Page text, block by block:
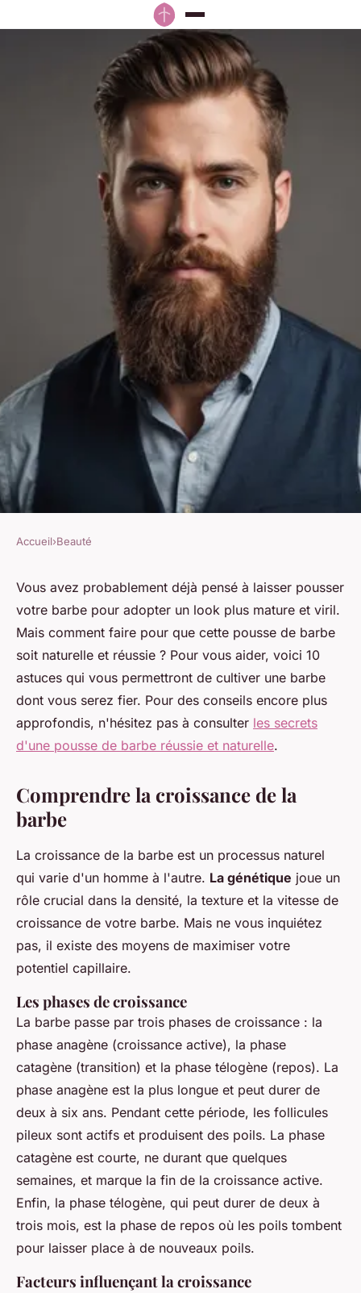
10 astuces pour favoriser une
pousse de barbe naturelle
réussie
Joseph• 7 février 2025•8 min de lecture
Accueil›Beauté
Vous avez probablement déjà pensé à laisser pousser
votre barbe pour adopter un look plus mature et viril.
Mais comment faire pour que cette pousse de barbe
soit naturelle et réussie ? Pour vous aider, voici 10
astuces qui vous permettront de cultiver une barbe
dont vous serez fier. Pour des conseils encore plus
approfondis, n'hésitez pas à consulter les secrets
d'une pousse de barbe réussie et naturelle.
Comprendre la croissance de la
barbe
La croissance de la barbe est un processus naturel
qui varie d'un homme à l'autre. La génétique joue un
rôle crucial dans la densité, la texture et la vitesse de
croissance de votre barbe. Mais ne vous inquiétez
pas, il existe des moyens de maximiser votre
potentiel capillaire.
Les phases de croissance
La barbe passe par trois phases de croissance : la
phase anagène (croissance active), la phase
catagène (transition) et la phase télogène (repos). La
phase anagène est la plus longue et peut durer de
deux à six ans. Pendant cette période, les follicules
pileux sont actifs et produisent des poils. La phase
catagène est courte, ne durant que quelques
semaines, et marque la fin de la croissance active.
Enfin, la phase télogène, qui peut durer de deux à
trois mois, est la phase de repos où les poils tombent
pour laisser place à de nouveaux poils.
Facteurs influençant la croissance